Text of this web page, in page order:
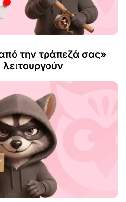
από την τράπεζά σας»